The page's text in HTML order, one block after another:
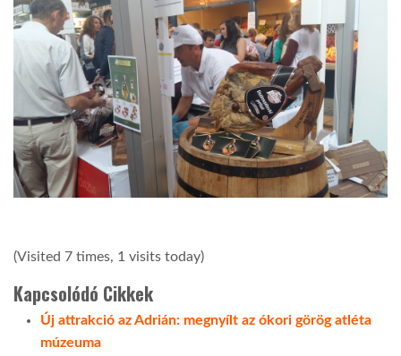
(Visited 7 times, 1 visits today)
Kapcsolódó Cikkek
Új attrakció az Adrián: megnyílt az ókori görög atléta
múzeuma